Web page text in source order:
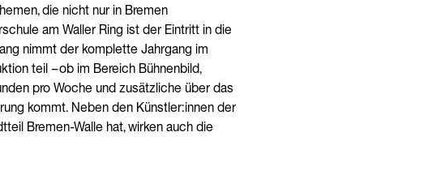
die nicht nur in Bremen
am Waller Ring ist der Eintritt in die
nimmt der komplette Jahrgang im
teil – ob im Bereich Bühnenbild,
pro Woche und zusätzliche über das
kommt. Neben den Künstler:innen der
Bremen-Walle hat, wirken auch die